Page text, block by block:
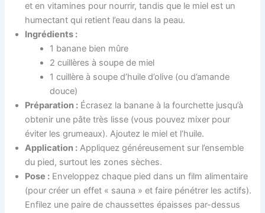
et en vitamines pour nourrir, tandis que le miel est un
humectant qui retient l’eau dans la peau.
Ingrédients :
1 banane bien mûre
2 cuillères à soupe de miel
1 cuillère à soupe d’huile d’olive (ou d’amande
douce)
Préparation : Écrasez la banane à la fourchette jusqu’à
obtenir une pâte très lisse (vous pouvez mixer pour
éviter les grumeaux). Ajoutez le miel et l’huile.
Application : Appliquez généreusement sur l’ensemble
du pied, surtout les zones sèches.
Pose : Enveloppez chaque pied dans un film alimentaire
(pour créer un effet « sauna » et faire pénétrer les actifs).
Enfilez une paire de chaussettes épaisses par-dessus